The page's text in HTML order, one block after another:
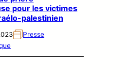
pour les victimes
palestinien
Presse